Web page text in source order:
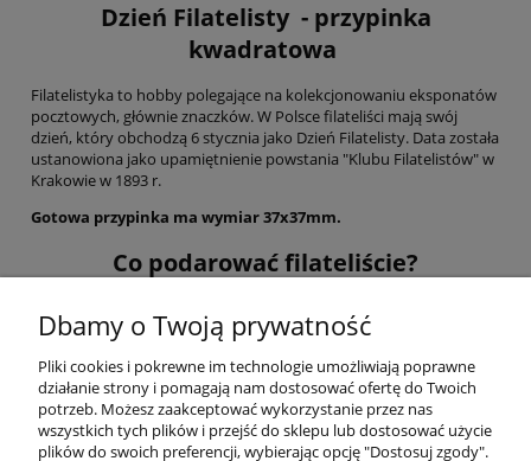
Dzień Filatelisty - przypinka
kwadratowa
Filatelistyka to hobby polegające na kolekcjonowaniu eksponatów
pocztowych, głównie znaczków. W Polsce filateliści mają swój
dzień, który obchodzą 6 stycznia jako Dzień Filatelisty. Data została
ustanowiona jako upamiętnienie powstania "Klubu Filatelistów" w
Krakowie w 1893 r.
Gotowa przypinka ma wymiar 37x37mm.
Co podarować filateliście?
znaczków pocztowych, znaczkiem zapinanym na agrafkę.
wywołać uśmiech na twarzy każdego pasjonata tego hobby.
Dbamy o Twoją prywatność
Pliki cookies i pokrewne im technologie umożliwiają poprawne
działanie strony i pomagają nam dostosować ofertę do Twoich
potrzeb. Możesz zaakceptować wykorzystanie przez nas
wszystkich tych plików i przejść do sklepu lub dostosować użycie
plików do swoich preferencji, wybierając opcję "Dostosuj zgody".